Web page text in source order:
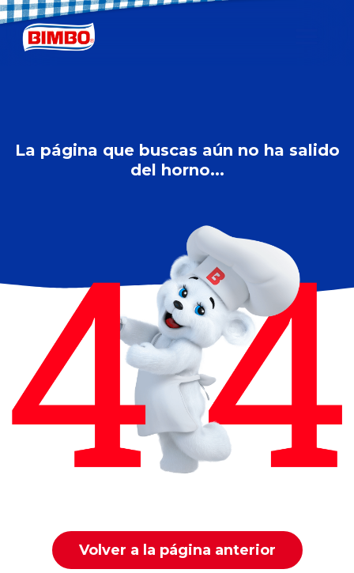
La página que buscas aún no ha salido
del horno...
Volver a la página anterior